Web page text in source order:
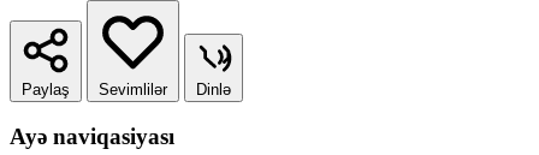
Paylaş Sevimlilər Dinlə
Ayə naviqasiyası